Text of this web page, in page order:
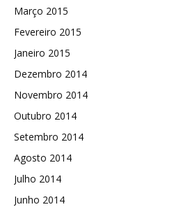
Março 2015
Fevereiro 2015
Janeiro 2015
Dezembro 2014
Novembro 2014
Outubro 2014
Setembro 2014
Agosto 2014
Julho 2014
Junho 2014